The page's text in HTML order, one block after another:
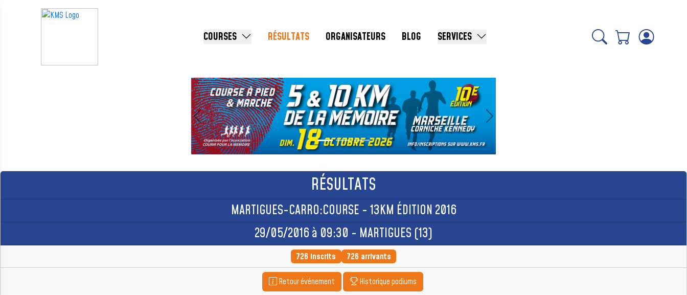
COURSES RÉSULTATS ORGANISATEURS BLOG SERVICES
Précédent Suivant
RÉSULTATS
MARTIGUES-CARRO:COURSE - 13KM ÉDITION 2016
29/05/2016 à 09:30 - MARTIGUES (13)
726 inscrits 726 arrivants
Retour événement Historique podiums
Panneau de gestion des cookies